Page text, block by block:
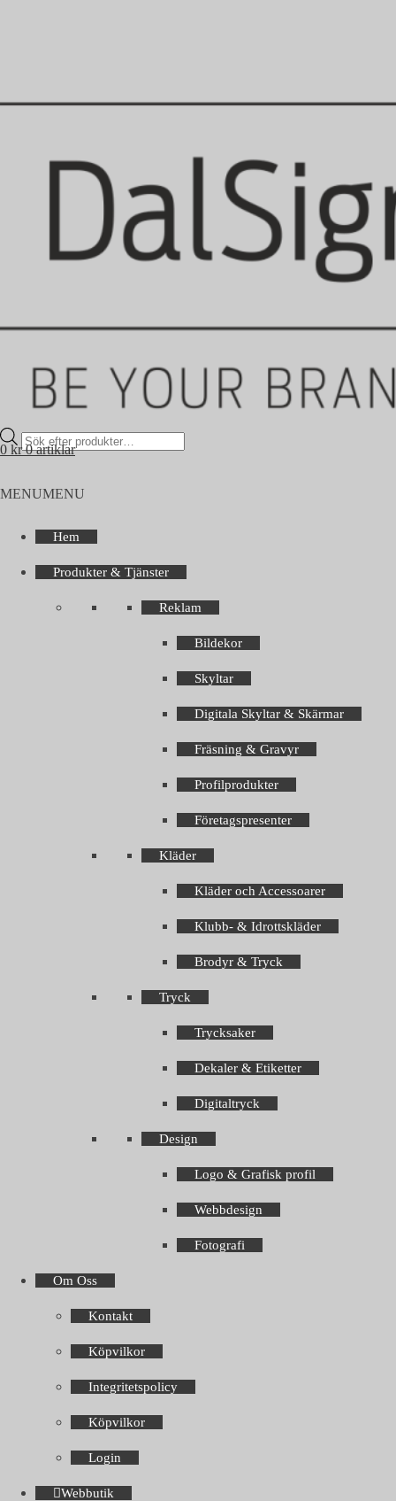
Products
search
0 kr 0 artiklar
MENUMENU
Hem
Produkter & Tjänster
Reklam
Bildekor
Skyltar
Digitala Skyltar & Skärmar
Fräsning & Gravyr
Profilprodukter
Företagspresenter
Kläder
Kläder och Accessoarer
Klubb- & Idrottskläder
Brodyr & Tryck
Tryck
Trycksaker
Dekaler & Etiketter
Digitaltryck
Design
Logo & Grafisk profil
Webbdesign
Fotografi
Om Oss
Kontakt
Köpvilkor
Integritetspolicy
Köpvilkor
Login
Webbutik